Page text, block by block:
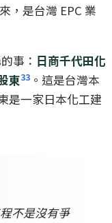
，是台灣 EPC 業
事： 日商千代田化
東33 。這是台灣本
是一家日本化工建
不是沒有爭